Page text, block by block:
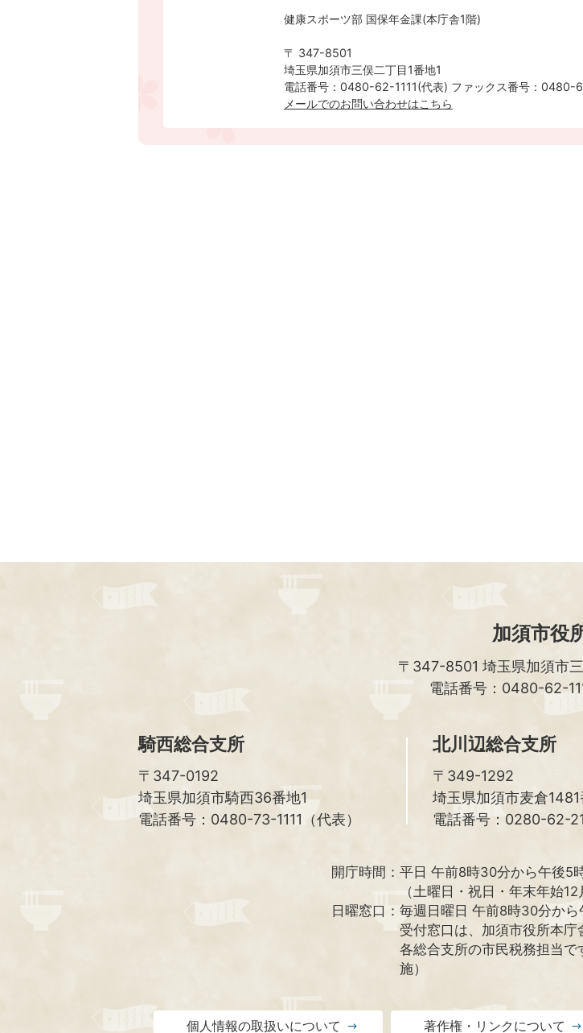
健康スポーツ部 国保年金課(本庁舎1階)
〒 347-8501
埼玉県加須市三俣二丁目1番地1
電話番号：0480-62-1111(代表) ファックス番号：0480-
メールでのお問い合わせはこちら
加須市役
〒347-8501 埼玉県加須市
電話番号：0480-62-
騎西総合支所
〒347-0192
埼玉県加須市騎西36番地1
電話番号：0480-73-1111（代表）
北川辺総合支所
〒349-1292
埼玉県加須市麦倉1481
電話番号：0280-62-
開庁時間： 平日 午前8時30分から午後5
（土曜日・祝日・年末年始
日曜窓口： 毎週日曜日 午前8時30分から
受付窓口は、加須市役所本庁
各総合支所の市民税務担当
施）
個人情報の取扱いについて 著作権・リンクについて